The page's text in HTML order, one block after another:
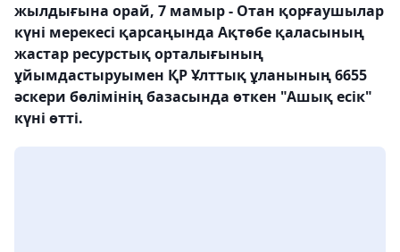
жылдығына орай, 7 мамыр - Отан қорғаушылар
күні мерекесі қарсаңында Ақтөбе қаласының
жастар ресурстық орталығының
ұйымдастыруымен ҚР Ұлттық ұланының 6655
әскери бөлімінің базасында өткен "Ашық есік"
күні өтті.